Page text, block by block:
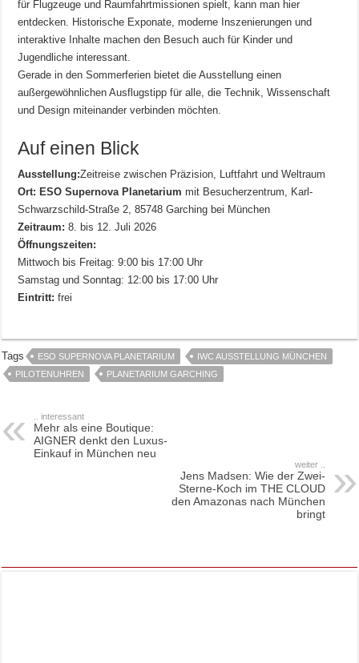
für Flugzeuge und Raumfahrtmissionen spielt, kann man hier
entdecken. Historische Exponate, moderne Inszenierungen und
interaktive Inhalte machen den Besuch auch für Kinder und
Jugendliche interessant.
Gerade in den Sommerferien bietet die Ausstellung einen
außergewöhnlichen Ausflugstipp für alle, die Technik, Wissenschaft
und Design miteinander verbinden möchten.
Auf einen Blick
Ausstellung:Zeitreise zwischen Präzision, Luftfahrt und Weltraum
Ort: ESO Supernova Planetarium mit Besucherzentrum, Karl-
Schwarzschild-Straße 2, 85748 Garching bei München
Zeitraum: 8. bis 12. Juli 2026
Öffnungszeiten:
Mittwoch bis Freitag: 9:00 bis 17:00 Uhr
Samstag und Sonntag: 12:00 bis 17:00 Uhr
Eintritt: frei
Tags ESO SUPERNOVA PLANETARIUM
IWC AUSSTELLUNG MÜNCHEN
PILOTENUHREN
PLANETARIUM GARCHING
.. interessant
Mehr als eine Boutique:
AIGNER denkt den Luxus-
Einkauf in München neu
weiter ..
Jens Madsen: Wie der Zwei-
Sterne-Koch im THE CLOUD
den Amazonas nach München
bringt